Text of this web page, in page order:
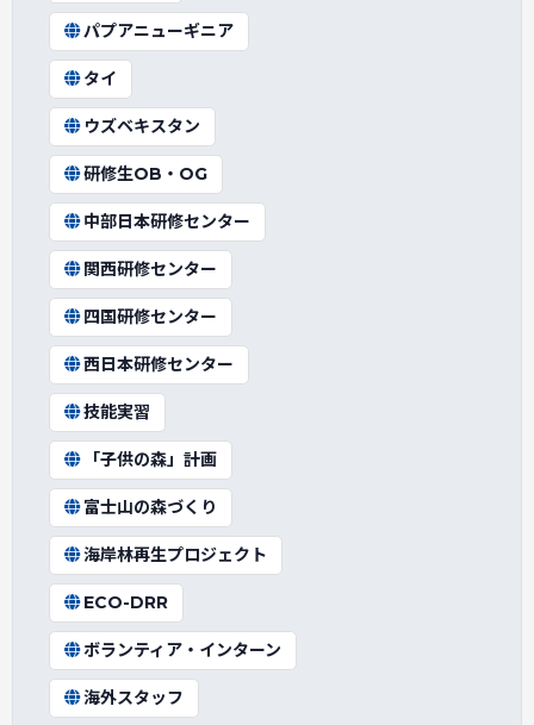
パプアニューギニア
タイ
ウズベキスタン
研修生OB・OG
中部日本研修センター
関西研修センター
四国研修センター
西日本研修センター
技能実習
「子供の森」計画
富士山の森づくり
海岸林再生プロジェクト
ECO-DRR
ボランティア・インターン
海外スタッフ